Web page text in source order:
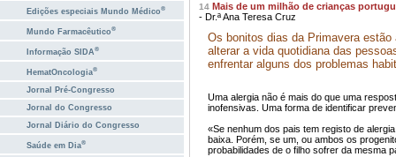
Edições especiais Mundo Médico®
Mundo Farmacêutico®
Informação SIDA®
HematOncologia®
Jornal Pré-Congresso
Jornal do Congresso
Jornal Diário do Congresso
Saúde em Dia®
14 Mais de um milhão de crianças
- Dr.ª Ana Teresa Cruz
Os bonitos dias da Primavera
alterar a vida quotidiana das
enfrentar alguns dos problemas
Uma alergia não é mais do que uma
inofensivas. Uma forma de identificar
«Se nenhum dos pais tem registo de
baixa. Porém, se um, ou ambos os
probabilidades de o filho sofrer da mesma